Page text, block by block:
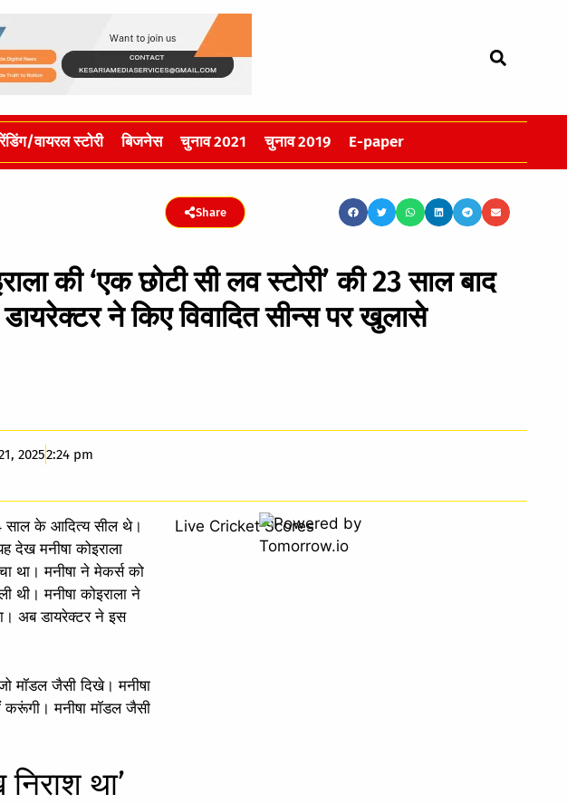
वायरल स्टोरी बिजनेस चुनाव 2021 चुनाव 2019 E-paper
Share
की ‘एक छोटी सी लव स्‍टोरी’ की 23 साल बाद
ने किए विवादित सीन्‍स पर खुलासे
20252:24 pm
साल के आदित्य सील थे।
देख मनीषा कोइराला
था। मनीषा ने मेकर्स को
थी। मनीषा कोइराला ने
अब डायरेक्टर ने इस
मॉडल जैसी दिखे। मनीषा
मनीषा मॉडल जैसी
था’
Live Cricket Scores